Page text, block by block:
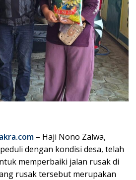
– Haji Nono Zalwa,
dengan kondisi desa, telah
memperbaiki jalan rusak di
rusak tersebut merupakan